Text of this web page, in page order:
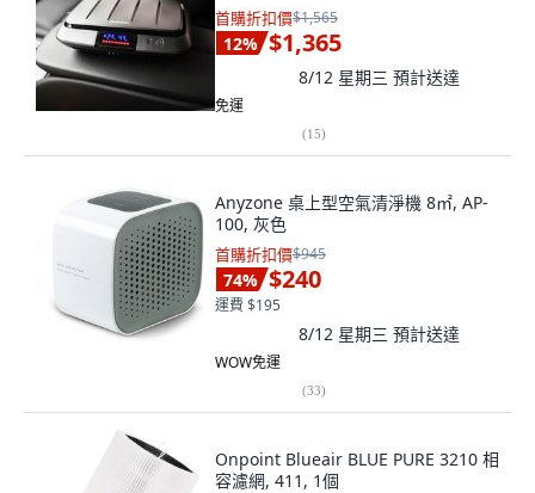
首購折扣價$1,565
12% $1,365
8/12 星期三 預計送達
免運
(15)
Anyzone 桌上型空氣清淨機 8㎡, AP-
100, 灰色
首購折扣價$945
74% $240
運費 $195
8/12 星期三 預計送達
WOW免運
(33)
Onpoint Blueair BLUE PURE 3210 相
容濾網, 411, 1個